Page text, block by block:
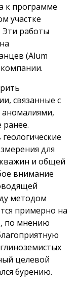
к программе
участке
работы
(Alum
связанные с
аномалиями,
для
и общей
внимание
методом
примерно на
по мнению
целевой
бурению.